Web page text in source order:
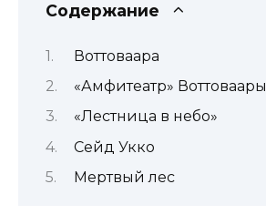
Содержание
Воттоваара
«Амфитеатр» Воттоваары
«Лестница в небо»
Сейд Укко
Мертвый лес